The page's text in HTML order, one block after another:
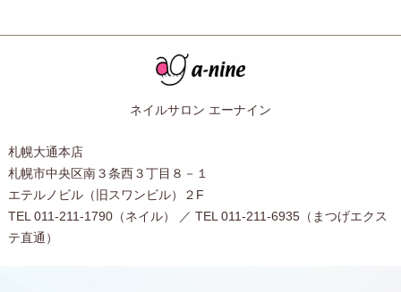
ネイルサロン エーナイン
札幌大通本店
札幌市中央区南３条西３丁目８－１
エテルノビル（旧スワンビル）２F
TEL 011-211-1790（ネイル） ／ TEL 011-211-6935（まつげエクス
テ直通）